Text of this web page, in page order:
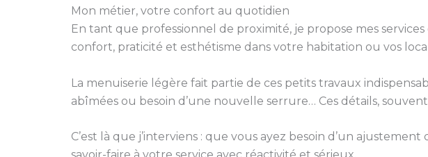
Mon métier, votre confort au quotidien
En tant que professionnel de proximité, je propose mes services
confort, praticité et esthétisme dans votre habitation ou vos
La menuiserie légère fait partie de ces petits travaux
abîmées ou besoin d’une nouvelle serrure… Ces détails,
C’est là que j’interviens : que vous ayez besoin d’un